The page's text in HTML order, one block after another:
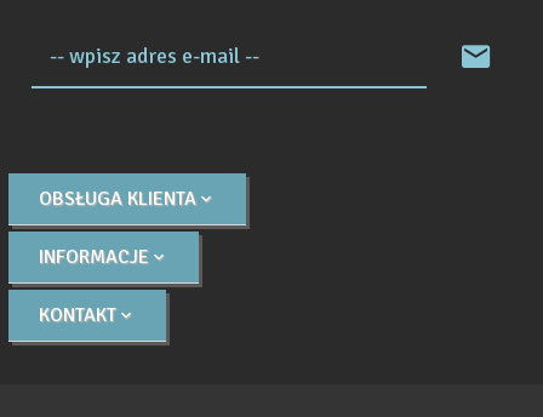
-- wpisz adres e-mail --
OBSŁUGA KLIENTA
INFORMACJE
KONTAKT